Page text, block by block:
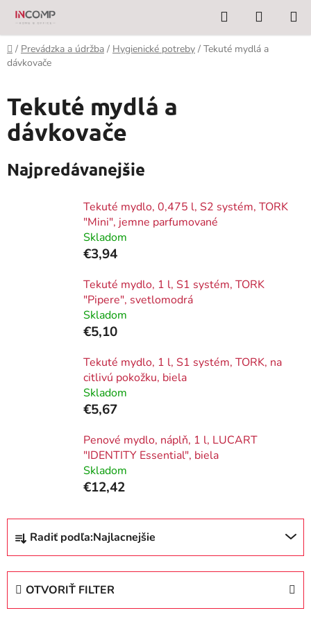
Prejsť
obsah
Hľadať
KOŠÍK
Domov
/ Prevádzka a údržba / Hygienické potreby / Tekuté mydlá a
dávkovače
Tekuté mydlá a
dávkovače
Najpredávanejšie
Tekuté mydlo, 0,475 l, S2 systém, TORK
"Mini", jemne parfumované
Skladom
€3,94
Tekuté mydlo, 1 l, S1 systém, TORK
"Pipere", svetlomodrá
Skladom
€5,10
Tekuté mydlo, 1 l, S1 systém, TORK, na
citlivú pokožku, biela
Skladom
€5,67
Penové mydlo, náplň, 1 l, LUCART
"IDENTITY Essential", biela
Skladom
€12,42
R
d
Radiť podľa:Najlacnejšie
OTVORIŤ FILTER